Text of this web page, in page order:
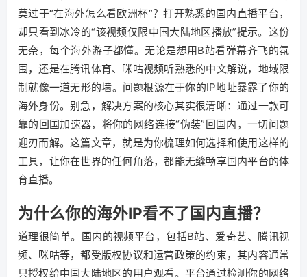
莫过于“在海外怎么看欧洲杯”？打开熟悉的国内直播平台，
却只看到冰冷的“该视频仅限中国大陆地区播放”提示。这份
无奈，每个海外游子都懂。无论是想用B站看弹幕齐飞的氛
围，还是在腾讯体育、咪咕视频听熟悉的中文解说，地域限
制就像一道无形的墙。问题根源在于你的IP地址暴露了你的
海外身份。别急，解决方案的核心其实很清晰：通过一款可
靠的回国加速器，将你的网络连接“伪装”回国内，一切问题
迎刃而解。这篇文章，就是为你梳理如何选择和使用这样的
工具，让你在世界的任何角落，都能无缝畅享国内平台的体
育直播。
为什么你的海外IP看不了国内直播？
道理很简单。国内的视频平台，包括B站、爱奇艺、腾讯视
频、咪咕等，都受版权协议和运营政策的约束，其内容通常
只授权给中国大陆地区的用户观看。平台通过检测你的网络